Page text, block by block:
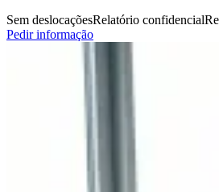
Sem deslocaçõesRelatório confidencial
Pedir informação